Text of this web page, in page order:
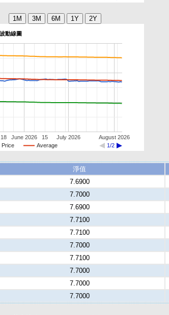
動線圖
Price Average 1/2
June 2026 July 2026 August 2026
18 15
淨值
7.6900
7.7000
7.6900
7.7100
7.7100
7.7000
7.7100
7.7000
7.7000
7.7000